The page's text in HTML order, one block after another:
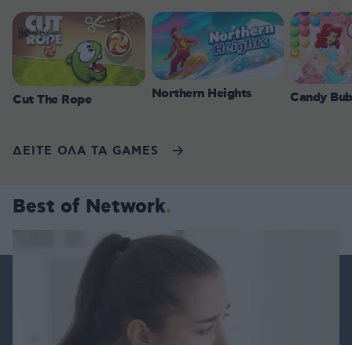
Cut The Rope Northern Heights Candy
ΔΕΙΤΕ ΟΛΑ ΤΑ GAMES
Best of Network